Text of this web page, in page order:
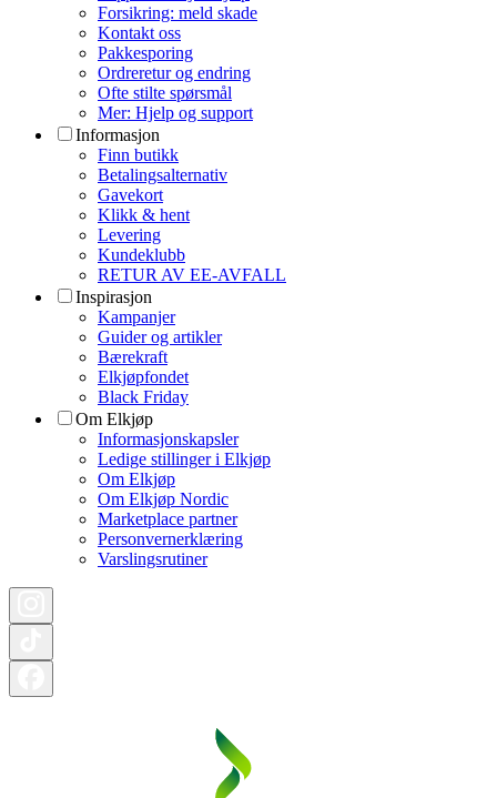
Forsikring: meld skade
Kontakt oss
Pakkesporing
Ordreretur og endring
Ofte stilte spørsmål
Mer: Hjelp og support
Informasjon
Finn butikk
Betalingsalternativ
Gavekort
Klikk & hent
Levering
Kundeklubb
RETUR AV EE-AVFALL
Inspirasjon
Kampanjer
Guider og artikler
Bærekraft
Elkjøpfondet
Black Friday
Om Elkjøp
Informasjonskapsler
Ledige stillinger i Elkjøp
Om Elkjøp
Om Elkjøp Nordic
Marketplace partner
Personvernerklæring
Varslingsrutiner